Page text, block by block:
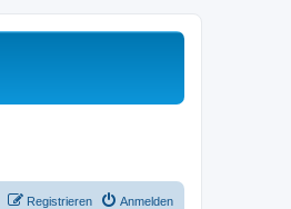
Anmelden
Registrieren